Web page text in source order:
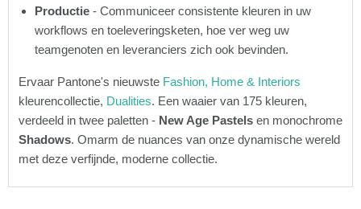
Productie - Communiceer consistente kleuren in uw
workflows en toeleveringsketen, hoe ver weg uw
teamgenoten en leveranciers zich ook bevinden.
Ervaar Pantone's nieuwste Fashion, Home & Interiors
kleurencollectie, Dualities. Een waaier van 175 kleuren,
verdeeld in twee paletten - New Age Pastels en monochrome
Shadows. Omarm de nuances van onze dynamische wereld
met deze verfijnde, moderne collectie.